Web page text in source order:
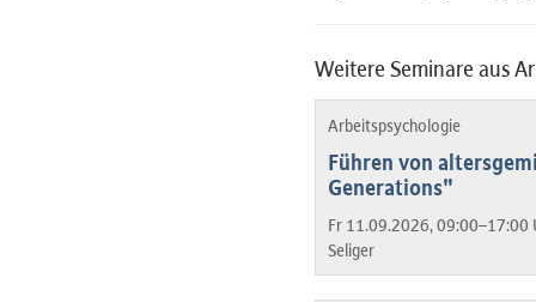
Weitere Seminare aus
Arbeitspsychologie
Führen von
Generations"
Fr 11.09.2026, 09:00–17:00
Seliger